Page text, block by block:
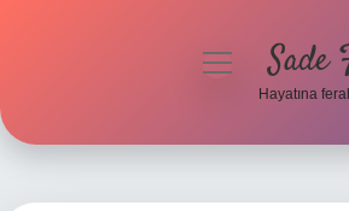
menüyüSade
Hayatına